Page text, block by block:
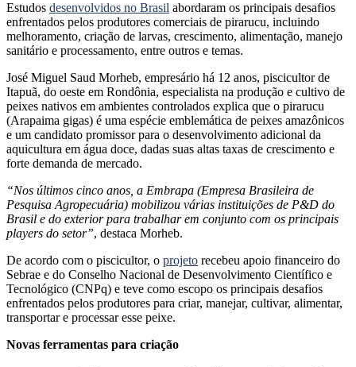
Estudos desenvolvidos no Brasil abordaram os principais desafios
enfrentados pelos produtores comerciais de pirarucu, incluindo
melhoramento, criação de larvas, crescimento, alimentação, manejo
sanitário e processamento, entre outros e temas.
José Miguel Saud Morheb, empresário há 12 anos, piscicultor de
Itapuã, do oeste em Rondônia, especialista na produção e cultivo de
peixes nativos em ambientes controlados explica que o pirarucu
(Arapaima gigas) é uma espécie emblemática de peixes amazônicos
e um candidato promissor para o desenvolvimento adicional da
aquicultura em água doce, dadas suas altas taxas de crescimento e
forte demanda de mercado.
“Nos últimos cinco anos, a Embrapa (Empresa Brasileira de
Pesquisa Agropecuária) mobilizou várias instituições de P&D do
Brasil e do exterior para trabalhar em conjunto com os principais
players do setor”, destaca Morheb.
De acordo com o piscicultor, o projeto recebeu apoio financeiro do
Sebrae e do Conselho Nacional de Desenvolvimento Científico e
Tecnológico (CNPq) e teve como escopo os principais desafios
enfrentados pelos produtores para criar, manejar, cultivar, alimentar,
transportar e processar esse peixe.
Novas ferramentas para criação